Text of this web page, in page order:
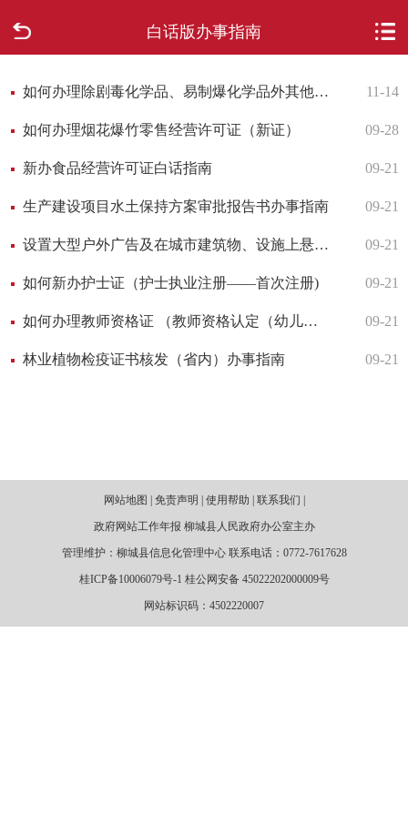
白话版办事指南
走进柳城
新闻中心
网上办事
互动回应
如何办理除剧毒化学品、易制爆化学品外其他危险化学品（不含仓储经营）经营许可（新证） 11-14
如何办理烟花爆竹零售经营许可证（新证） 09-28
新办食品经营许可证白话指南 09-21
生产建设项目水土保持方案审批报告书办事指南 09-21
设置大型户外广告及在城市建筑物、设施上悬挂、张贴宣传品审批指南 09-21
如何新办护士证（护士执业注册——首次注册) 09-21
如何办理教师资格证 （教师资格认定（幼儿园、中小学校教师) 09-21
林业植物检疫证书核发（省内）办事指南 09-21
网站地图 | 免责声明 | 使用帮助 | 联系我们 |
政府网站工作年报 柳城县人民政府办公室主办
管理维护：柳城县信息化管理中心 联系电话：0772-7617628
桂ICP备10006079号-1 桂公网安备 45022202000009号
网站标识码：4502220007